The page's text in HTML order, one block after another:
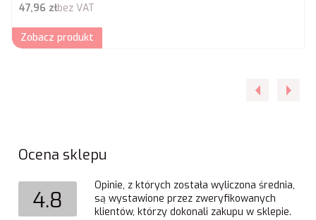
Cena netto
47,96 złbez VAT
Zobacz produkt
Ocena sklepu
4.8
Opinie, z których została wyliczona średnia,
są wystawione przez zweryfikowanych
klientów, którzy dokonali zakupu w sklepie.